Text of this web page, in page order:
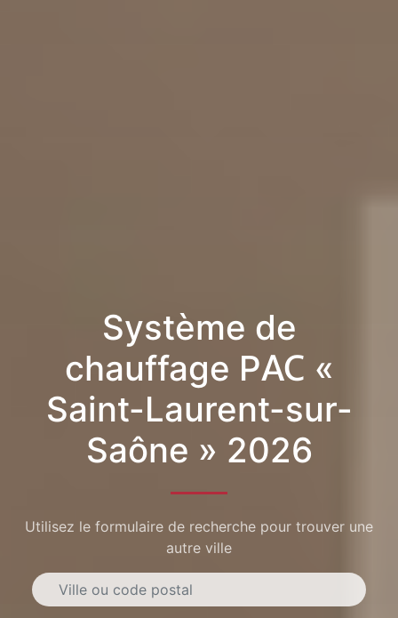
Système de
chauffage PAC «
Saint-Laurent-sur-
Saône » 2026
Utilisez le formulaire de recherche pour trouver une
autre ville